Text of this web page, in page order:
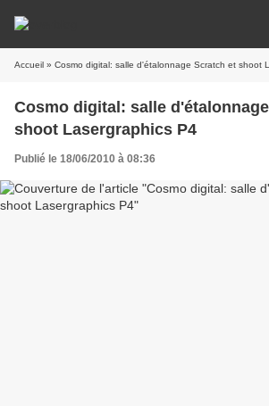
Accueil » Cosmo digital: salle d'étalonnage Scratch et shoot
Cosmo digital: salle
shoot Lasergraphics P4
Publié le 18/06/2010 à 08:36